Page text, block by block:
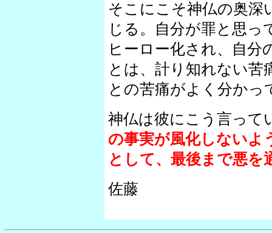
そこにこそ神仏の奥深
じる。自分が罪と思っ
ヒーロー化され、自分
とは、計り知れない苦
との苦痛がよく分かっ
神仏は彼にこう言って
の事実が風化しないよ
として、最後まで悪を
佐藤